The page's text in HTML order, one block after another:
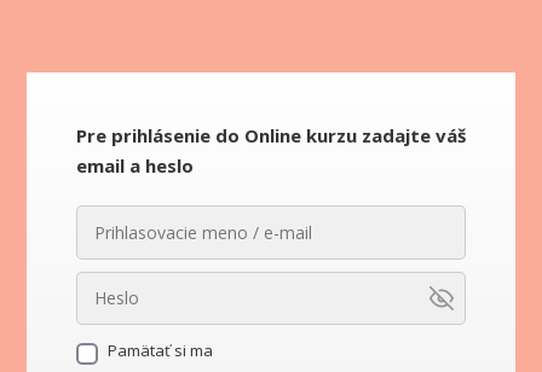
Pre prihlásenie do Online kurzu zadajte váš
email a heslo
Pamätať si ma